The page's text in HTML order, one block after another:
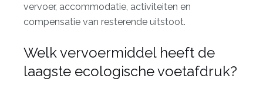
vervoer, accommodatie, activiteiten en
compensatie van resterende uitstoot.
Welk vervoermiddel heeft de
laagste ecologische voetafdruk?